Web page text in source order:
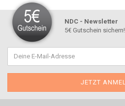
NDC - Newsletter
5€ Gutschein sichern!